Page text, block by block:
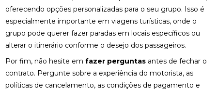
oferecendo opções personalizadas para o seu grupo. Isso é
especialmente importante em viagens turísticas, onde o
grupo pode querer fazer paradas em locais específicos ou
alterar o itinerário conforme o desejo dos passageiros.
Por fim, não hesite emfazer perguntas antes de fechar o
contrato. Pergunte sobre a experiência do motorista, as
políticas de cancelamento, as condições de pagamento e